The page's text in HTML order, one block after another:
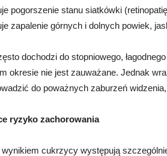
pogorszenie stanu siatkówki
zapalenie górnych i dolnych powiek,
dochodzi do stopniowego,
okresie nie jest zauważane. Jednak
do poważnych zaburzeń
ryzyko zachorowania
cukrzycy występują